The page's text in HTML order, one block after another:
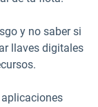
y no saber si
llaves digitales